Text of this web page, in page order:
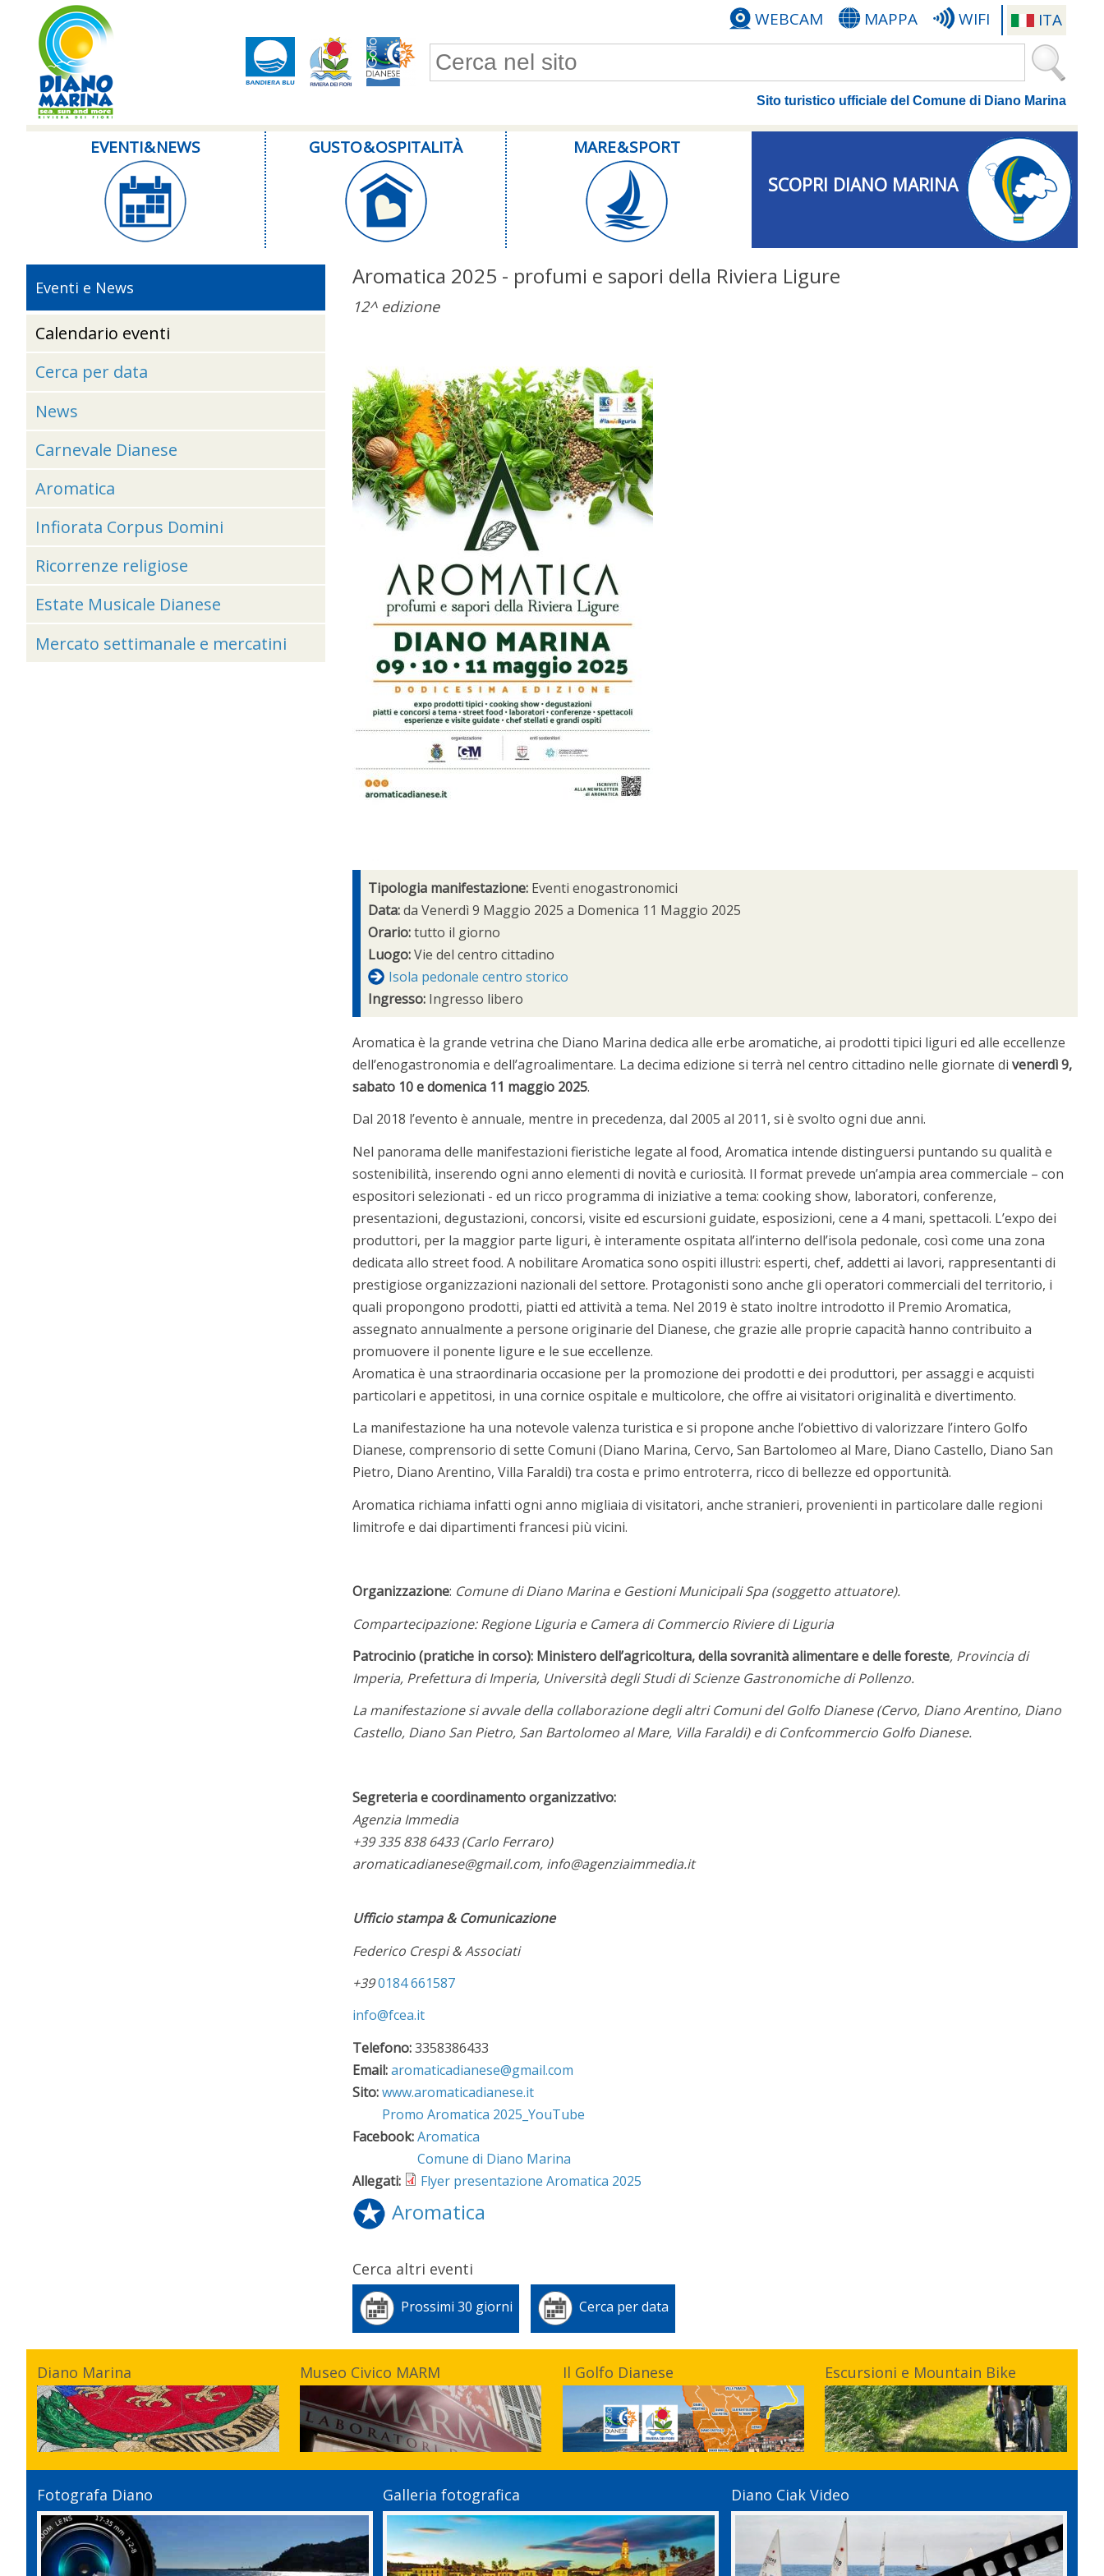
ITA
WEBCAM MAPPA WIFI
Form di ricerca
Sito turistico ufficiale del Comune di Diano Marina
EVENTI & NEWS GUSTO & OSPITALITÀ MARE & SPORT
SCOPRI DIANO MARINA
Aromatica 2025 - profumi e sapori della Riviera Ligure
12^ edizione
Tipologia manifestazione: Eventi enogastronomici
Data:da Venerdì 9 Maggio 2025 a Domenica 11 Maggio 2025
Orario:tutto il giorno
Luogo:Vie del centro cittadino
Isola pedonale centro storico
Ingresso: Ingresso libero
Aromatica è la grande vetrina che Diano Marina dedica alle erbe aromatiche, ai prodotti tipici liguri ed alle eccellenze
dell’enogastronomia e dell’agroalimentare. La decima edizione si terrà nel centro cittadino nelle giornate di venerdì 9,
sabato 10 e domenica 11 maggio 2025.
Dal 2018 l’evento è annuale, mentre in precedenza, dal 2005 al 2011, si è svolto ogni due anni.
Nel panorama delle manifestazioni fieristiche legate al food, Aromatica intende distinguersi puntando su qualità e
sostenibilità, inserendo ogni anno elementi di novità e curiosità. Il format prevede un’ampia area commerciale – con
espositori selezionati - ed un ricco programma di iniziative a tema: cooking show, laboratori, conferenze,
presentazioni, degustazioni, concorsi, visite ed escursioni guidate, esposizioni, cene a 4 mani, spettacoli. L’expo dei
produttori, per la maggior parte liguri, è interamente ospitata all’interno dell’isola pedonale, così come una zona
dedicata allo street food. A nobilitare Aromatica sono ospiti illustri: esperti, chef, addetti ai lavori, rappresentanti di
prestigiose organizzazioni nazionali del settore. Protagonisti sono anche gli operatori commerciali del territorio, i
quali propongono prodotti, piatti ed attività a tema. Nel 2019 è stato inoltre introdotto il Premio Aromatica,
assegnato annualmente a persone originarie del Dianese, che grazie alle proprie capacità hanno contribuito a
promuovere il ponente ligure e le sue eccellenze.
Aromatica è una straordinaria occasione per la promozione dei prodotti e dei produttori, per assaggi e acquisti
particolari e appetitosi, in una cornice ospitale e multicolore, che offre ai visitatori originalità e divertimento.
La manifestazione ha una notevole valenza turistica e si propone anche l’obiettivo di valorizzare l’intero Golfo
Dianese, comprensorio di sette Comuni (Diano Marina, Cervo, San Bartolomeo al Mare, Diano Castello, Diano San
Pietro, Diano Arentino, Villa Faraldi) tra costa e primo entroterra, ricco di bellezze ed opportunità.
Aromatica richiama infatti ogni anno migliaia di visitatori, anche stranieri, provenienti in particolare dalle regioni
limitrofe e dai dipartimenti francesi più vicini.
Organizzazione: Comune di Diano Marina e Gestioni Municipali Spa (soggetto attuatore).
Compartecipazione: Regione Liguria e Camera di Commercio Riviere di Liguria
Patrocinio (pratiche in corso): Ministero dell’agricoltura, della sovranità alimentare e delle foreste, Provincia di
Imperia, Prefettura di Imperia, Università degli Studi di Scienze Gastronomiche di Pollenzo.
La manifestazione si avvale della collaborazione degli altri Comuni del Golfo Dianese (Cervo, Diano Arentino, Diano
Castello, Diano San Pietro, San Bartolomeo al Mare, Villa Faraldi) e di Confcommercio Golfo Dianese.
Segreteria e coordinamento organizzativo:
Agenzia Immedia
+39 335 838 6433 (Carlo Ferraro)
aromaticadianese@gmail.com, info@agenziaimmedia.it
Ufficio stampa & Comunicazione
Federico Crespi & Associati
+390184 661587
info@fcea.it
Telefono:3358386433
Email:aromaticadianese@gmail.com
Sito:www.aromaticadianese.it
Promo Aromatica 2025_YouTube
Facebook:Aromatica
Comune di Diano Marina
Allegati:
Flyer presentazione Aromatica 2025
Aromatica
Cerca altri eventi
Prossimi 30 giorni Cerca per data
Eventi e News
Calendario eventi
Cerca per data
News
Carnevale Dianese
Aromatica
Infiorata Corpus Domini
Ricorrenze religiose
Estate Musicale Dianese
Mercato settimanale e mercatini
Diano Marina Museo Civico MARM Il Golfo Dianese Escursioni e Mountain Bike
Fotografa Diano Galleria fotografica Diano Ciak Video